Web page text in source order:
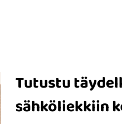
Tutustu
sähköliekkiin